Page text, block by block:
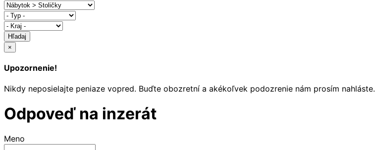
Hľadaj
×
Upozornenie!
Nikdy neposielajte peniaze vopred. Buďte obozretní a akékoľvek podozrenie nám prosím nahláste.
Odpoveď na inzerát
Meno